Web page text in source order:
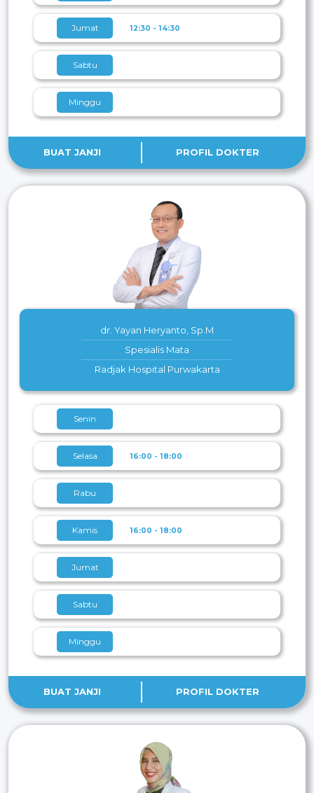
Jumat 12:30 - 14:30
Sabtu
Minggu
BUAT JANJI PROFIL DOKTER
dr. Yayan Heryanto, Sp.M
Spesialis Mata
Radjak Hospital Purwakarta
Senin
Selasa 16:00 - 18:00
Rabu
Kamis 16:00 - 18:00
Jumat
Sabtu
Minggu
BUAT JANJI PROFIL DOKTER